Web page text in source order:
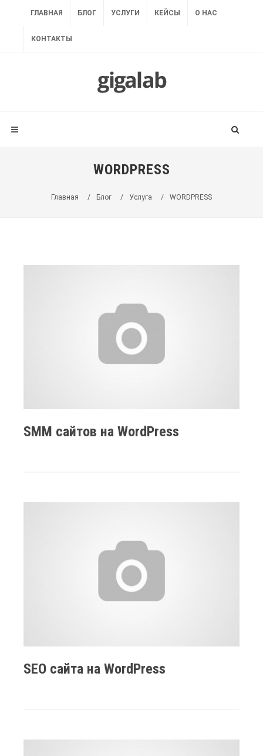
ГЛАВНАЯ БЛОГ УСЛУГИ КЕЙСЫ О НАС
КОНТАКТЫ
WORDPRESS
Главная / Блог / Услуга / WORDPRESS
SMM сайтов на WordPress
SEO сайта на WordPress